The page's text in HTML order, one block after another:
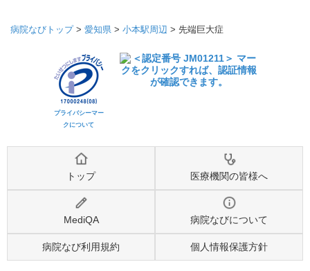
病院なびトップ> 愛知県 > 小本駅周辺 > 先端巨大症
プライバシーマー
クについて
トップ 医療機関の皆様へ
MediQA 病院なびについて
病院なび利用規約 個人情報保護方針